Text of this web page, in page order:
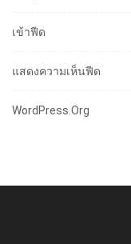
เข้าฟีด
แสดงความเห็นฟีด
WordPress.org